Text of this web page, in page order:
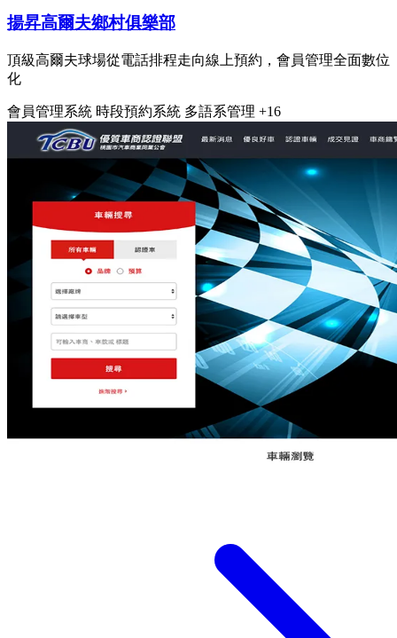
揚昇高爾夫鄉村俱樂部
頂級高爾夫球場從電話排程走向線上預約，會員管理全面數位
化
會員管理系統 時段預約系統 多語系管理 +16